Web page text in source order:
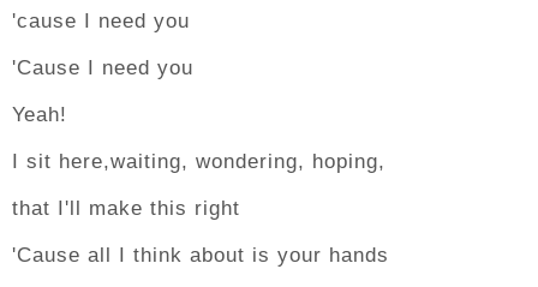
'cause I need you
'Cause I need you
Yeah!
I sit here,waiting, wondering, hoping,
that I'll make this right
'Cause all I think about is your hands